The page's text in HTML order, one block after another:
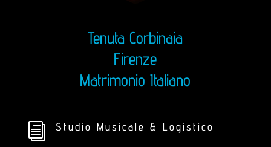
Tenuta Corbinaia
Firenze
Matrimonio Italiano
i Studio Musicale & Logistico